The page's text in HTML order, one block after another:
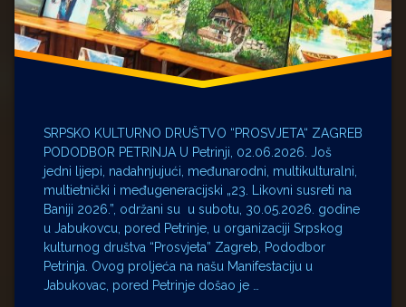
SRPSKO KULTURNO DRUŠTVO “PROSVJETA“ ZAGREB
PODODBOR PETRINJA U Petrinji, 02.06.2026. Još
jedni lijepi, nadahnjujući, međunarodni, multikulturalni,
multietnički i međugeneracijski „23. Likovni susreti na
Baniji 2026.”, održani su u subotu, 30.05.2026. godine
u Jabukovcu, pored Petrinje, u organizaciji Srpskog
kulturnog društva “Prosvjeta” Zagreb, Pododbor
Petrinja. Ovog proljeća na našu Manifestaciju u
Jabukovac, pored Petrinje došao je …